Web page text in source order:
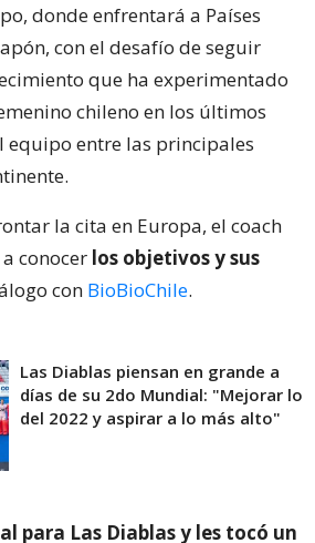
donde enfrentará a Países
con el desafío de seguir
que ha experimentado
chileno en los últimos
equipo entre las principales
la cita en Europa, el coach
conocer los objetivos y sus
con BioBioChile.
Las Diablas piensan en grande a
días de su 2do Mundial: "Mejorar lo
del 2022 y aspirar a lo más alto"
para Las Diablas y les tocó un